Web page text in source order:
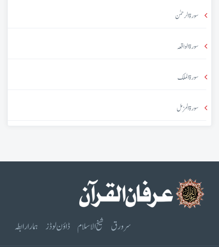
سورۃ الرحمٰن
سورۃ الواقعہ
سورۃ الملک
سورۃ المزمل
سرورق شیخ الاسلام ڈاؤن لوڈز ہمارا رابطہ